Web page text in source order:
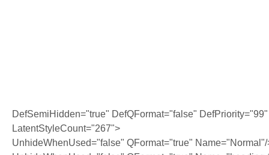
DefSemiHidden="true" DefQFormat="false" DefPriority="99"
LatentStyleCount="267">
UnhideWhenUsed="false" QFormat="true" Name="Normal"/